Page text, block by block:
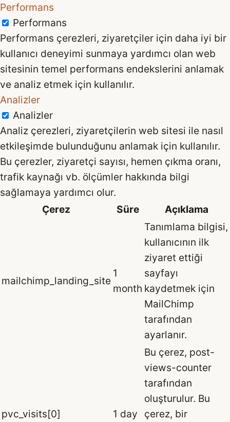
Performans
Performans
Performans çerezleri, ziyaretçiler için daha iyi bir
kullanıcı deneyimi sunmaya yardımcı olan web
sitesinin temel performans endekslerini anlamak
ve analiz etmek için kullanılır.
Analizler
Analizler
Analiz çerezleri, ziyaretçilerin web sitesi ile nasıl
etkileşimde bulunduğunu anlamak için kullanılır.
Bu çerezler, ziyaretçi sayısı, hemen çıkma oranı,
trafik kaynağı vb. ölçümler hakkında bilgi
sağlamaya yardımcı olur.
Çerez
Süre Açıklama
mailchimp_landing_site
1
month
Tanımlama bilgisi,
kullanıcının ilk
ziyaret ettiği
sayfayı
kaydetmek için
MailChimp
tarafından
ayarlanır.
pvc_visits[0] 1 day
Bu çerez, post-
views-counter
tarafından
oluşturulur. Bu
çerez, bir